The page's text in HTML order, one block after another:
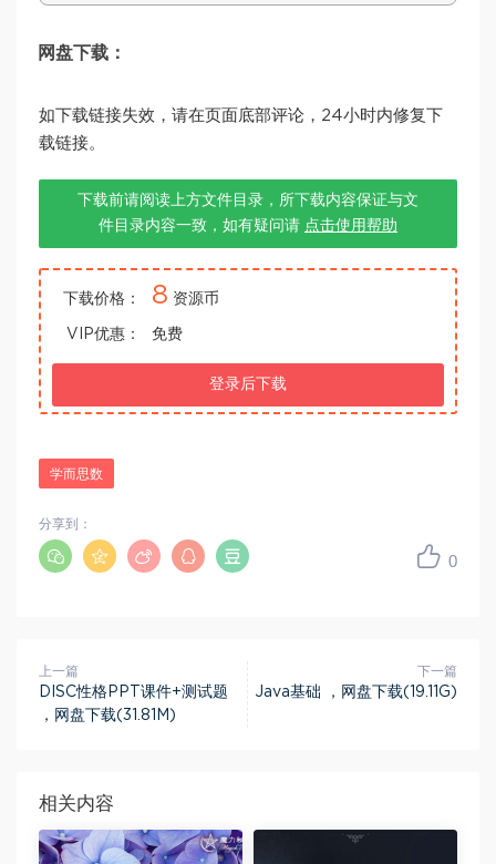
网盘下载：
如下载链接失效，请在页面底部评论，24小时内修复下
载链接。
下载前请阅读上方文件目录，所下载内容保证与文
件目录内容一致，如有疑问请 点击使用帮助
下载价格： 8 资源币
VIP优惠： 免费
登录后下载
学而思数
0
分享到：
上一篇
DISC性格PPT课件+测试题
，网盘下载(31.81M)
下一篇
Java基础 ，网盘下载(19.11G)
相关内容